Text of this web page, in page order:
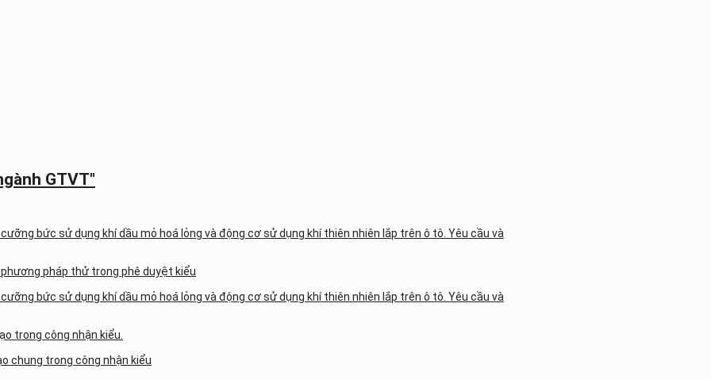
GTVT"
bức sử dụng khí dầu mỏ hoá lỏng và động cơ sử dụng khí thiên nhiên lắp trên ô tô. Yêu cầu và
pháp thử trong phê duyệt kiểu
bức sử dụng khí dầu mỏ hoá lỏng và động cơ sử dụng khí thiên nhiên lắp trên ô tô. Yêu cầu và
trong công nhận kiểu.
chung trong công nhận kiểu